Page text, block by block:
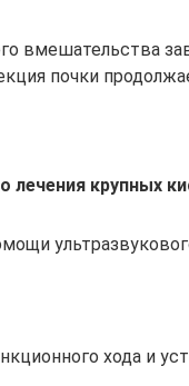
вмешательства
почки
крупных
хода и